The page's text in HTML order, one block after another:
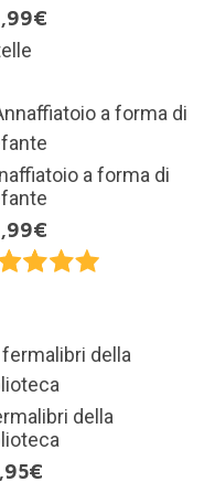
a forma di
della